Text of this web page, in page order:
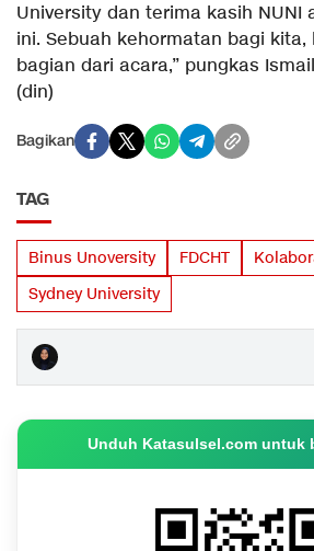
University dan terima kasih NUNI
ini. Sebuah kehormatan bagi kita,
bagian dari acara,” pungkas
(din)
Bagikan
TAG
Binus Unoversity FDCHT
Sydney University
Unduh Katasulsel.com untuk